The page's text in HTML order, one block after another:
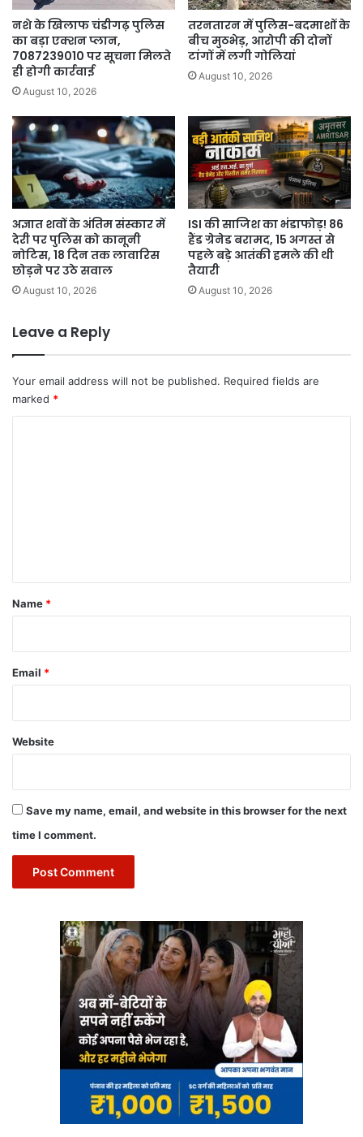
नशे के खिलाफ चंडीगढ़ पुलिस
का बड़ा एक्शन प्लान,
7087239010 पर सूचना मिलते
ही होगी कार्रवाई
August 10, 2026
तरनतारन में पुलिस-बदमाशों के
बीच मुठभेड़, आरोपी की दोनों
टांगों में लगी गोलियां
August 10, 2026
अज्ञात शवों के अंतिम संस्कार में
देरी पर पुलिस को कानूनी
नोटिस, 18 दिन तक लावारिस
छोड़ने पर उठे सवाल
August 10, 2026
ISI की साजिश का भंडाफोड़! 86
हैंड ग्रेनेड बरामद, 15 अगस्त से
पहले बड़े आतंकी हमले की थी
तैयारी
August 10, 2026
Leave a Reply
Your email address will not be published. Required fields are
marked *
*
Name *
Email *
Website
Save my name, email, and website in this browser for the next
time I comment.